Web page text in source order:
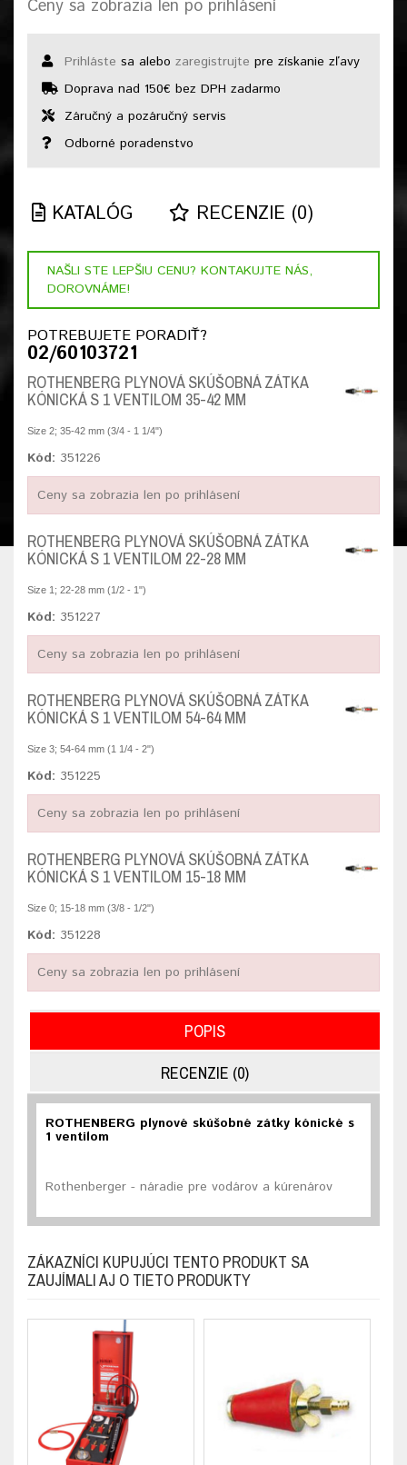
Ceny sa zobrazia len po prihlásení
Prihláste sa alebo zaregistrujte pre získanie zľavy
Doprava nad 150€ bez DPH zadarmo
Záručný a pozáručný servis
Odborné poradenstvo
KATALÓG RECENZIE (0)
NAŠLI STE LEPŠIU CENU? KONTAKUJTE NÁS,
DOROVNÁME!
POTREBUJETE PORADIŤ?
02/60103721
ROTHENBERG PLYNOVÁ SKÚŠOBNÁ ZÁTKA
KÓNICKÁ S 1 VENTILOM 35-42 MM
Size 2; 35-42 mm (3/4 - 1 1/4")
Kód: 351226
Ceny sa zobrazia len po prihlásení
ROTHENBERG PLYNOVÁ SKÚŠOBNÁ ZÁTKA
KÓNICKÁ S 1 VENTILOM 22-28 MM
Size 1; 22-28 mm (1/2 - 1")
Kód: 351227
Ceny sa zobrazia len po prihlásení
ROTHENBERG PLYNOVÁ SKÚŠOBNÁ ZÁTKA
KÓNICKÁ S 1 VENTILOM 54-64 MM
Size 3; 54-64 mm (1 1/4 - 2")
Kód: 351225
Ceny sa zobrazia len po prihlásení
ROTHENBERG PLYNOVÁ SKÚŠOBNÁ ZÁTKA
KÓNICKÁ S 1 VENTILOM 15-18 MM
Size 0; 15-18 mm (3/8 - 1/2")
Kód: 351228
Ceny sa zobrazia len po prihlásení
POPIS
RECENZIE (0)
ROTHENBERG plynové skúšobné zátky kónické s
1 ventilom
Rothenberger - náradie pre vodárov a kúrenárov
ZÁKAZNÍCI KUPUJÚCI TENTO PRODUKT SA
ZAUJÍMALI AJ O TIETO PRODUKTY